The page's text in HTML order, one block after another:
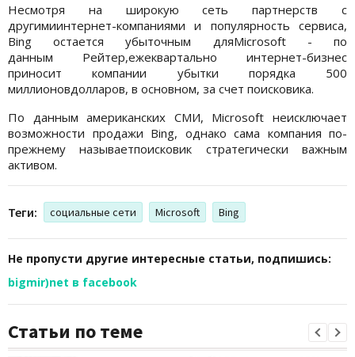
Несмотря на широкую сеть партнерств с
другимиинтернет-компаниями и популярность сервиса,
Bing остается убыточным дляMicrosoft - по
данным Рейтер,ежеквартально интернет-бизнес
приносит компании убытки порядка 500
миллионовдолларов, в основном, за счет поисковика.
По данным американских СМИ, Microsoft неисключает
возможности продажи Bing, однако сама компания по-
прежнему называетпоисковик стратегически важным
активом.
Теги: социальные сети Microsoft Bing
Не пропусти другие интересные статьи, подпишись:
bigmir)net в facebook
Статьи по теме